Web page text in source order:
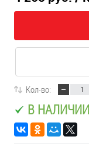
Кол-во:
В НАЛИЧИИ